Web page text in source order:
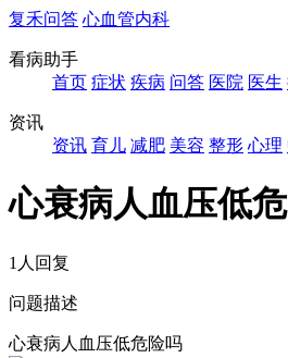
复禾问答 心血管内科
看病助手
首页 症状 疾病 问答 医院 医生
资讯
资讯 育儿 减肥 美容 整形 心理
心衰病人血压低
1人回复
问题描述
心衰病人血压低危险吗